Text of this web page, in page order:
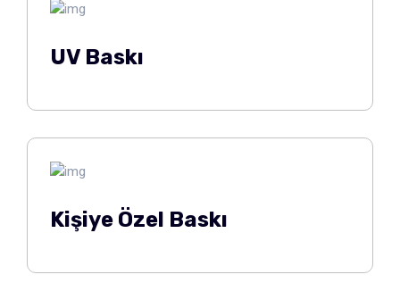
UV Baskı
Kişiye Özel Baskı